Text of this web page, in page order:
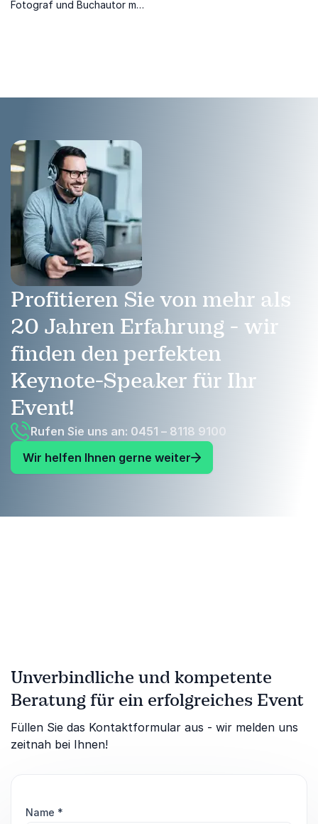
Fotograf und Buchautor mit
Profitieren Sie von mehr als
20 Jahren Erfahrung - wir
finden den perfekten
Keynote-Speaker für Ihr
Event!
Rufen Sie uns an: 0451 – 8118 9100
Wir helfen Ihnen gerne weiter
Unverbindliche und kompetente
Beratung für ein erfolgreiches Event
Füllen Sie das Kontaktformular aus - wir melden uns
zeitnah bei Ihnen!
Name *